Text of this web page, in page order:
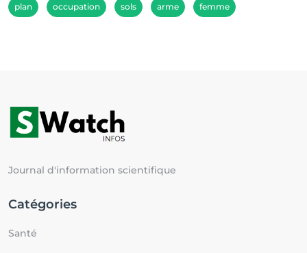
plan occupation sols arme femme
Journal d'information scientifique
Catégories
Santé